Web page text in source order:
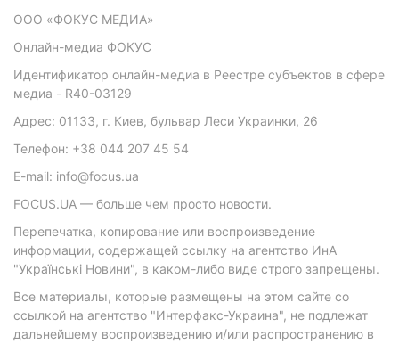
ООО «ФОКУС МЕДИА»
Онлайн-медиа ФОКУС
Идентификатор онлайн-медиа в Реестре субъектов в сфере
медиа - R40-03129
Адрес: 01133, г. Киев, бульвар Леси Украинки, 26
Телефон: +38 044 207 45 54
E-mail: info@focus.ua
FOCUS.UA — больше чем просто новости.
Перепечатка, копирование или воспроизведение
информации, содержащей ссылку на агентство ИнА
"Українські Новини", в каком-либо виде строго запрещены.
Все материалы, которые размещены на этом сайте со
ссылкой на агентство "Интерфакс-Украина", не подлежат
дальнейшему воспроизведению и/или распространению в